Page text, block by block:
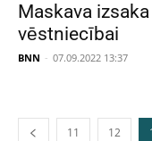
Maskava
vēstniecībai
BNN - 07.09.2022 13:37
11 12